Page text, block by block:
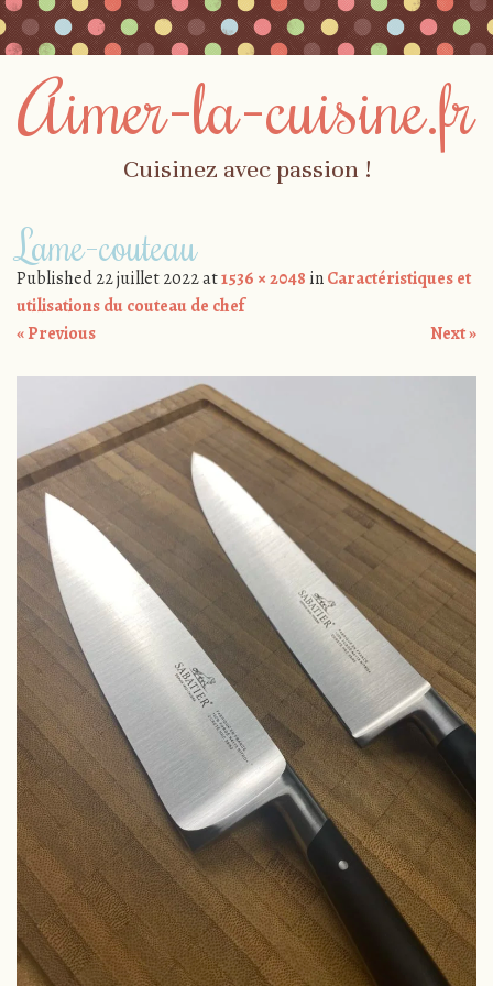
Aimer-la-cuisine.fr
Cuisinez avec passion !
Menu
Lame-couteau
Published22 juillet 2022at1536 × 2048 inCaractéristiques et
utilisations du couteau de chef
« Previous
Next »